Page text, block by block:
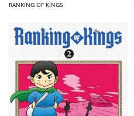
RANKING OF KINGS